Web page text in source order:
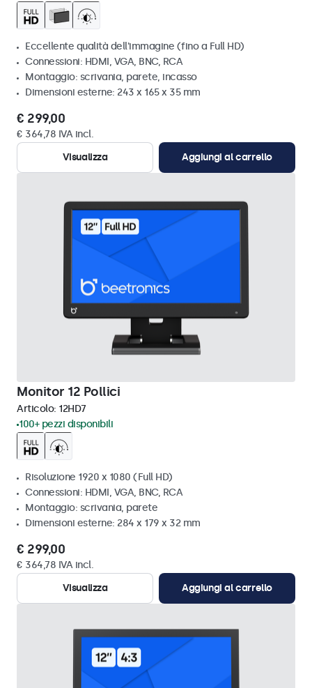
Eccellente qualità dell'immagine (fino a Full HD)
Connessioni: HDMI, VGA, BNC, RCA
Montaggio: scrivania, parete, incasso
Dimensioni esterne: 243 x 165 x 35 mm
€ 299,00
€ 364,78 IVA incl.
Visualizza
Aggiungi al carrello
Monitor 12 Pollici
Articolo: 12HD7
100+ pezzi disponibili
Risoluzione 1920 x 1080 (Full HD)
Connessioni: HDMI, VGA, BNC, RCA
Montaggio: scrivania, parete
Dimensioni esterne: 284 x 179 x 32 mm
€ 299,00
€ 364,78 IVA incl.
Visualizza
Aggiungi al carrello